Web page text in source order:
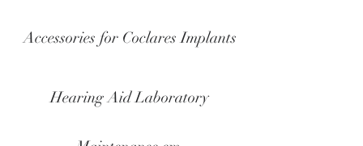
Accessories for Coclares Implants
Hearing Aid Laboratory